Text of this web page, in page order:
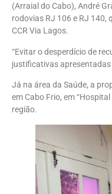
(Arraial do Cabo), André
rodovias RJ 106 e RJ 140,
CCR Via Lagos.
“Evitar o desperdício de
justificativas
Já na área da Saúde, a
em Cabo Frio, em
região.